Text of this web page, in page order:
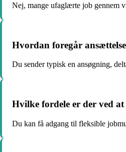
Nej, mange ufaglærte job gennem
Hvordan foregår
Du sender typisk en ansøgning,
Hvilke fordele er der ved
Du kan få adgang til fleksible